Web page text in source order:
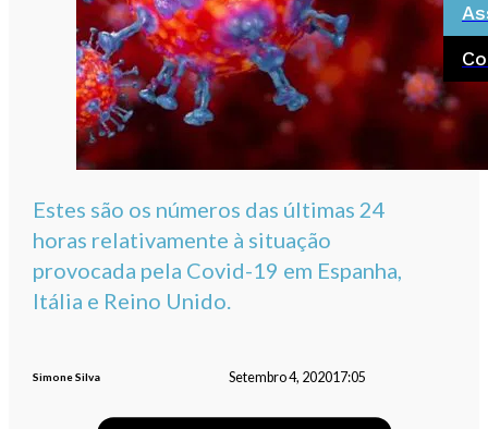
Estes são os números das últimas 24
horas relativamente à situação
provocada pela Covid-19 em Espanha,
Itália e Reino Unido.
Simone Silva Setembro 4, 202017:05